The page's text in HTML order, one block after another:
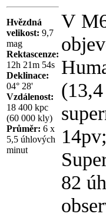
Hvězdná
velikost: 9,7
mag
Rektascenze:
12h 21m 54s
Deklinace:
04° 28'
Vzdálenost:
18 400 kpc
(60 000 kly)
Průměr: 6 x
5,5 úhlových
minut
V
82